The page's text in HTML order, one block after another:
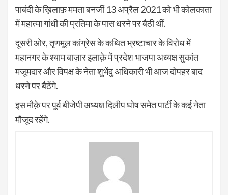
पाबंदी के ख़िलाफ़ ममता बनर्जी 13 अप्रैल 2021 को भी कोलकाता
में महात्मा गांधी की प्रतिमा के पास धरने पर बैठी थीं.
दूसरी ओर, तृणमूल कांग्रेस के कथित भ्रष्टाचार के विरोध में
महानगर के श्याम बाज़ार इलाक़े में प्रदेश भाजपा अध्यक्ष सुकांत
मजूमदार और विपक्ष के नेता शुभेंदु अधिकारी भी आज दोपहर बाद
धरने पर बैठेंगे.
इस मौक़े पर पूर्व बीजेपी अध्यक्ष दिलीप घोष समेत पार्टी के कई नेता
मौजूद रहेंगे.